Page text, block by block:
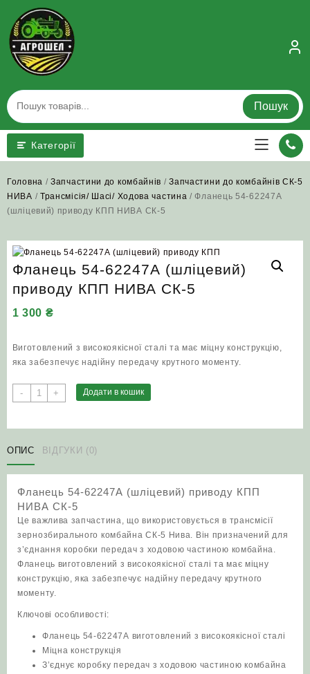
content
Пошук
Категорії
Головна /Запчастини до комбайнів /Запчастини до комбайнів СК-5
НИВА / Трансмісія/ Шасі/ Ходова частина / Фланець 54-62247А
(шліцевий) приводу КПП НИВА СК-5
Фланець 54-62247А (шліцевий)
приводу КПП НИВА СК-5
1 300 ₴
Виготовлений з високоякісної сталі та має міцну конструкцію,
яка забезпечує надійну передачу крутного моменту.
-
Фланець
54-
приводу
КПП
СК-5
кількість
+ Додати в кошик
ОПИС ВІДГУКИ (0)
Фланець 54-62247А (шліцевий) приводу КПП
НИВА СК-5
Це важлива запчастина, що використовується в трансмісії
зернозбирального комбайна СК-5 Нива. Він призначений для
з’єднання коробки передач з ходовою частиною комбайна.
Фланець виготовлений з високоякісної сталі та має міцну
конструкцію, яка забезпечує надійну передачу крутного
моменту.
Ключові особливості:
Фланець 54-62247А виготовлений з високоякісної сталі
Міцна конструкція
З’єднує коробку передач з ходовою частиною комбайна